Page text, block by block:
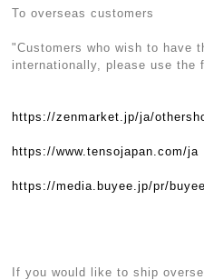
To overseas customers
"Customers who wish to have
internationally, please use the
https://zenmarket.jp/ja/
https://www.tensojapan.com/ja
https://media.buyee.jp/pr/
If you would like to ship